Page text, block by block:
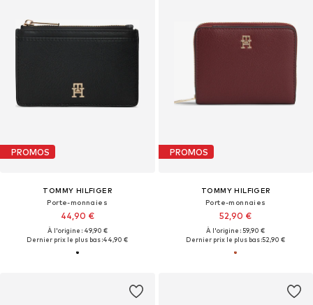
PROMOS
TOMMY HILFIGER
Porte-monnaies
44,90 €
À l'origine : 49,90 €
Dernier prix le plus bas :44,90 €
PROMOS
TOMMY HILFIGER
Porte-monnaies
52,90 €
À l'origine : 59,90 €
Dernier prix le plus bas :52,90 €